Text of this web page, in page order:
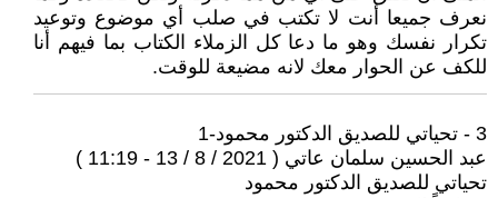
نعرف جميعا أنت لا تكتب في صلب أي موضوع وتوعيد
تكرار نفسك وهو ما دعا كل الزملاء الكتاب بما فيهم أنا
للكف عن الحوار معك لانه مضيعة للوقت.
3 - تحياتي للصديق الدكتور محمود-1
عبد الحسين سلمان عاتي ( 2021 / 8 / 13 - 11:19 )
تحياتي للصديق الدكتور محمود